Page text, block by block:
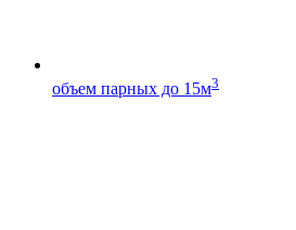
объем парных до 15м3